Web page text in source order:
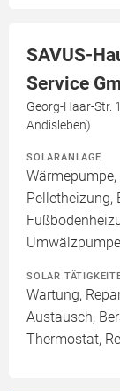
SAVUS-
Service
Georg-Haar-Str.
Andisleben)
SOLARANLAGE
Pelletheizung,
Umwälzpumpe
SOLAR
Wartung,
Austausch,
Thermostat,